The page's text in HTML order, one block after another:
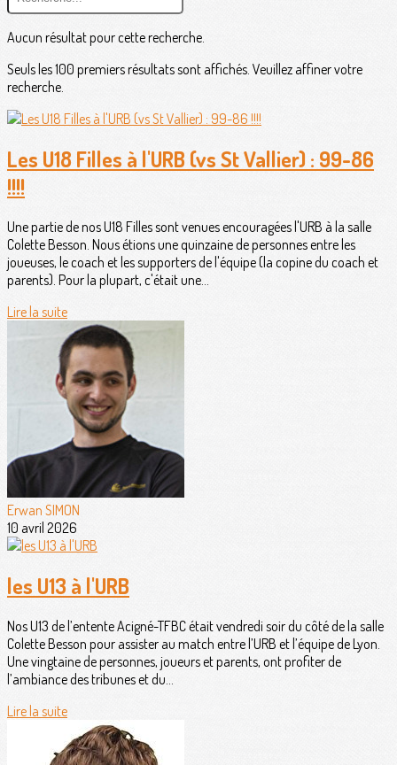
Aucun résultat pour cette recherche.
Seuls les 100 premiers résultats sont affichés. Veuillez affiner votre
recherche.
Les U18 Filles à l'URB (vs St Vallier) : 99-86
!!!!
Une partie de nos U18 Filles sont venues encouragées l'URB à la salle
Colette Besson. Nous étions une quinzaine de personnes entre les
joueuses, le coach et les supporters de l'équipe (la copine du coach et
parents). Pour la plupart, c'était une...
Lire la suite
Erwan SIMON
10 avril 2026
les U13 à l'URB
Nos U13 de l’entente Acigné-TFBC était vendredi soir du côté de la salle
Colette Besson pour assister au match entre l’URB et l’équipe de Lyon.
Une vingtaine de personnes, joueurs et parents, ont profiter de
l’ambiance des tribunes et du...
Lire la suite